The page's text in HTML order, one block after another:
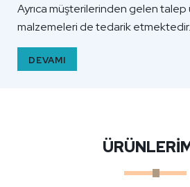
Ayrıca müşterilerinden gelen
malzemeleri de tedarik etmektedir.
DEVAMI